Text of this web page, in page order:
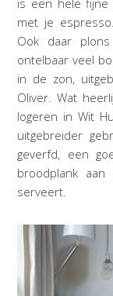
met je
Ook daar
ontelbaar veel
in de zon,
Oliver. Wat
logeren in Wit
uitgebreider
geverfd, een
broodplank
serveert.